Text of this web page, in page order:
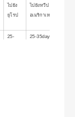
ไปยัง
ยุโรป
ไปยังทวีป
อเมริกาเหนือ
25-
25-35days